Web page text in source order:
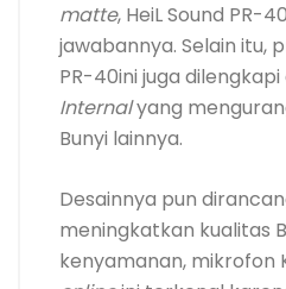
matte, HeiL Sound PR-
jawabannya. Selain itu,
PR-40ini juga
Internalyang
Bunyi lainnya.
Desainnya pun
meningkatkan kualitas
kenyamanan, mikrofon